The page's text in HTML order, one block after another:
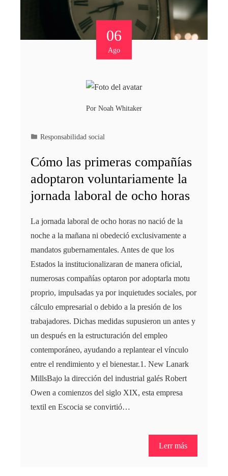
06
Ago
Por Noah Whitaker
Responsabilidad social
Cómo las primeras compañías
adoptaron voluntariamente la
jornada laboral de ocho horas
La jornada laboral de ocho horas no nació de la
noche a la mañana ni obedeció exclusivamente a
mandatos gubernamentales. Antes de que los
Estados la institucionalizaran de manera oficial,
numerosas compañías optaron por adoptarla motu
proprio, impulsadas ya por inquietudes sociales, por
cálculo empresarial o debido a la presión de los
trabajadores. Dichas medidas supusieron un antes y
un después en la estructuración del empleo
contemporáneo, ayudando a replantear el vínculo
entre el rendimiento y el bienestar.1. New Lanark
MillsBajo la dirección del industrial galés Robert
Owen a comienzos del siglo XIX, esta empresa
textil en Escocia se convirtió…
Lerr más